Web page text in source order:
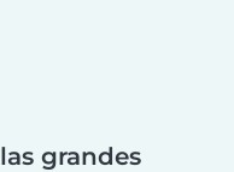
grandes